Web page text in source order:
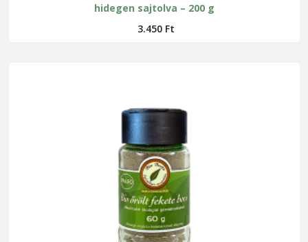
hidegen sajtolva – 200 g
3.450 Ft